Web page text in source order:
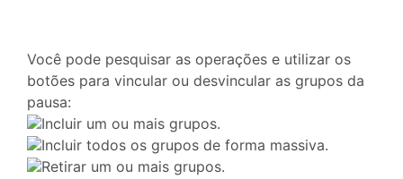
Você pode pesquisar as operações e utilizar os
botões para vincular ou desvincular as grupos da
pausa:
Incluir um ou mais grupos.
Incluir todos os grupos de forma massiva.
Retirar um ou mais grupos.